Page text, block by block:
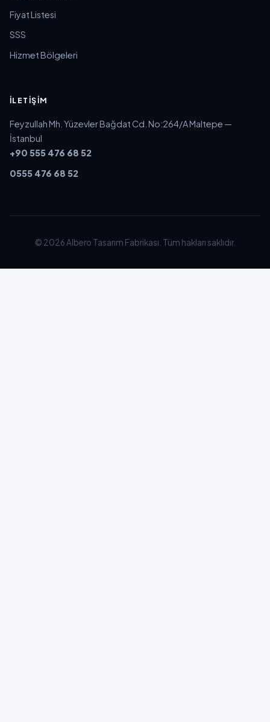
Fiyat Listesi
SSS
Hizmet Bölgeleri
İLETIŞIM
Feyzullah Mh. Yüzevler Bağdat Cd. No:264/A Maltepe —
İstanbul
+90 555 476 68 52
0555 476 68 52
© 2026 Albero Tasarım Fabrikası. Tüm hakları saklıdır.